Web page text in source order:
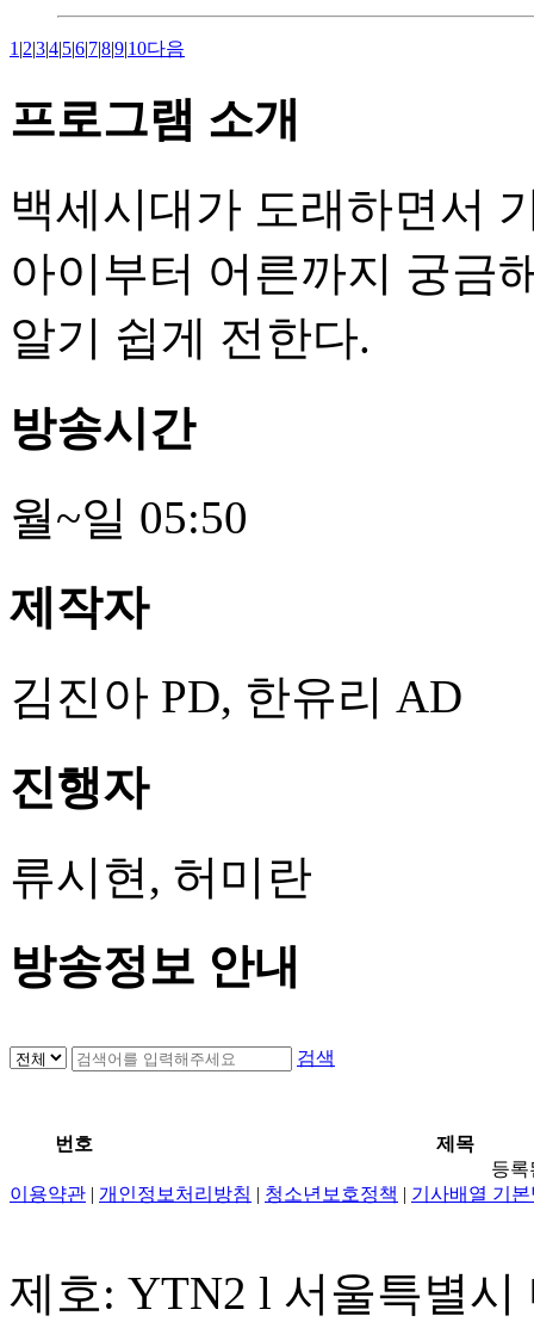
1 |2|3|4|5|6|7|8|9|10다음
프로그램 소개
백세시대가 도래하면서
아이부터 어른까지 궁금
알기 쉽게 전한다.
방송시간
월~일 05:50
제작자
김진아 PD, 한유리 AD
진행자
류시현, 허미란
방송정보 안내
검색
번호
제목
등록
이용약관 | 개인정보처리방침 | 청소년보호정책 | 기사배열 기
제호: YTN2 l 서울특별